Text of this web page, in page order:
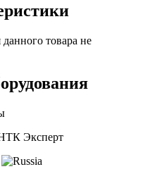
товара не
Эксперт